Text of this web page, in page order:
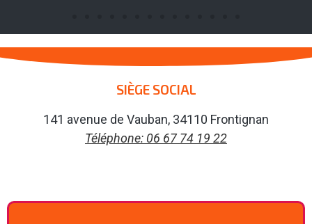
SIÈGE SOCIAL
141 avenue de Vauban, 34110 Frontignan
Téléphone: 06 67 74 19 22